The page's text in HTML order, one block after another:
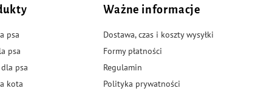
psa
psa
psa
kota
Ważne informacje
Dostawa, czas i koszty wysyłki
Formy płatności
Regulamin
Polityka prywatności